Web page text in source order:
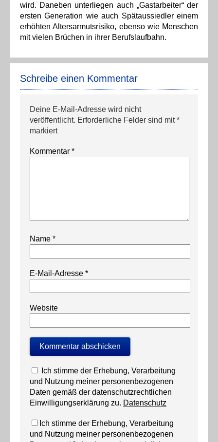
wird. Daneben unterliegen auch „Gastarbeiter“ der
ersten Generation wie auch Spätaussiedler einem
erhöhten Altersarmutsrisiko, ebenso wie Menschen
mit vielen Brüchen in ihrer Berufslaufbahn.
Schreibe einen Kommentar
Deine E-Mail-Adresse wird nicht
veröffentlicht. Erforderliche Felder sind mit*
markiert
Kommentar *
Name *
E-Mail-Adresse *
Website
Ich stimme der Erhebung, Verarbeitung
und Nutzung meiner personenbezogenen
Daten gemäß der datenschutzrechtlichen
Einwilligungserklärung zu. Datenschutz
Ich stimme der Erhebung, Verarbeitung
und Nutzung meiner personenbezogenen